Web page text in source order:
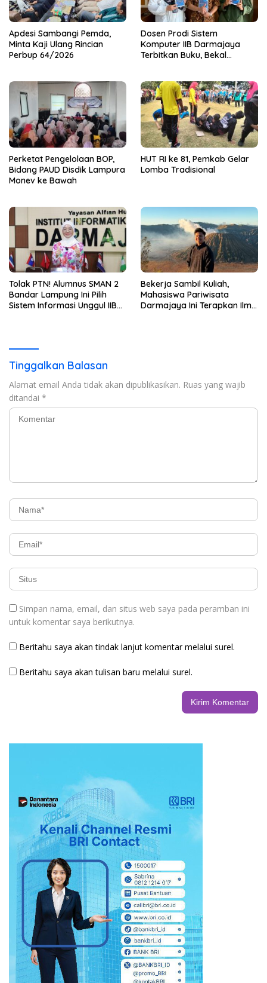
Apdesi Sambangi Pemda,
Minta Kaji Ulang Rincian
Perbup 64/2026
Dosen Prodi Sistem
Komputer IIB Darmajaya
Terbitkan Buku, Bekal
Perketat Pengelolaan BOP,
Bidang PAUD Disdik Lampura
Monev ke Bawah
HUT RI ke 81, Pemkab Gelar
Lomba Tradisional
Tolak PTN! Alumnus SMAN 2
Bandar Lampung Ini Pilih
Sistem Informasi Unggul IIB
Bekerja Sambil Kuliah,
Mahasiswa Pariwisata
Darmajaya Ini Terapkan Ilmu
Tinggalkan Balasan
Alamat email Anda tidak akan dipublikasikan. Ruas yang wajib
ditandai *
Simpan nama, email, dan situs web saya pada peramban ini
untuk komentar saya berikutnya.
Beritahu saya akan tindak lanjut komentar melalui surel.
Beritahu saya akan tulisan baru melalui surel.